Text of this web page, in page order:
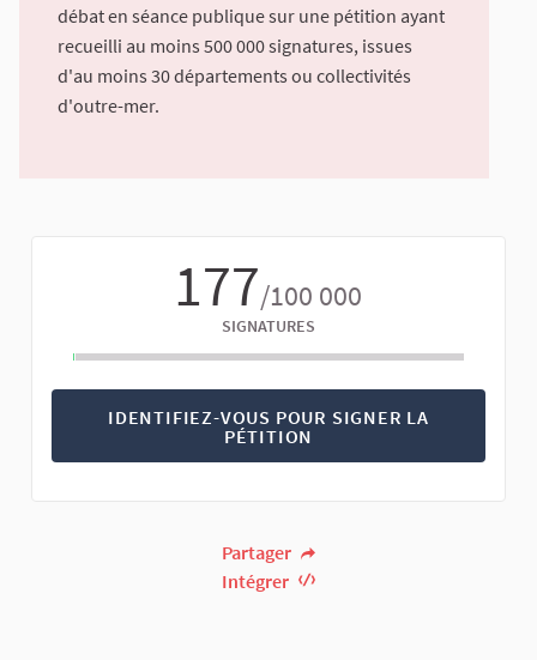
débat en séance publique sur une pétition ayant
recueilli au moins 500 000 signatures, issues
d'au moins 30 départements ou collectivités
d'outre-mer.
177/100 000
SIGNATURES
IDENTIFIEZ-VOUS POUR SIGNER LA
PÉTITION
Partager
Intégrer